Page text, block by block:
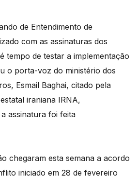
de Entendimento de
com as assinaturas dos
tempo de testar a implementação
o porta-voz do ministério dos
Esmail Baghai, citado pela
iraniana IRNA,
assinatura foi feita
chegaram esta semana a acordo
iniciado em 28 de fevereiro